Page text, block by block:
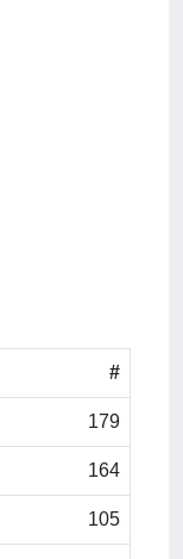
#
179
164
105